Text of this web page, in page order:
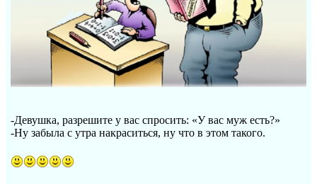
-Девушка, разрешите у вас спросить: «У вас муж есть?»
-Ну забыла с утра накраситься, ну что в этом такого.